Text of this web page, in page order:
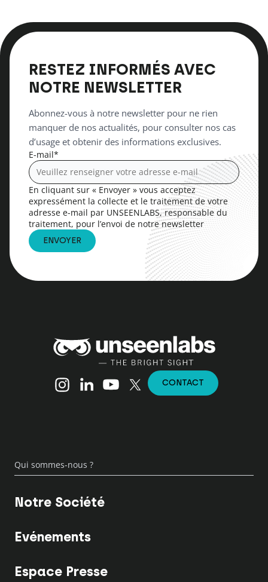
RESTEZ INFORMÉS AVEC
NOTRE NEWSLETTER
Abonnez-vous à notre newsletter pour ne rien
manquer de nos actualités, pour consulter nos cas
d’usage et obtenir des informations exclusives.
E-mail*
En cliquant sur « Envoyer » vous acceptez
expressément la collecte et le traitement de votre
adresse e-mail par UNSEENLABS, responsable du
traitement, pour l’envoi de notre newsletter
Instagram
LinkedinYouTube
X (Twitter)
CONTACT
Qui sommes-nous ?
Notre Société
Evénements
Espace Presse